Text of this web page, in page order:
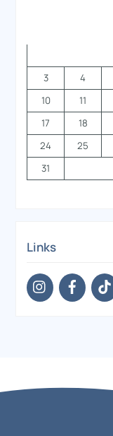
3
4
10
11
17
18
24
25
31
Links